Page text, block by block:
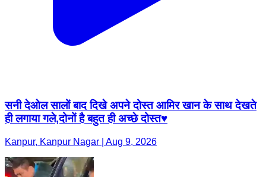
सनी देओल सालों बाद दिखे अपने दोस्त आमिर खान के साथ देखते
ही लगाया गले,दोनों है बहुत ही अच्छे दोस्त♥️
Kanpur, Kanpur Nagar | Aug 9, 2026